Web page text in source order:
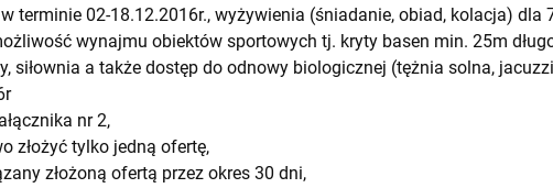
terminie 02-18.12.2016r., wyżywienia (śniadanie, obiad, kolacja) dla
wynajmu obiektów sportowych tj. kryty basen min. 25m
siłownia a także dostęp do odnowy biologicznej (tężnia solna,
nr 2,
złożyć tylko jedną ofertę,
złożoną ofertą przez okres 30 dni,